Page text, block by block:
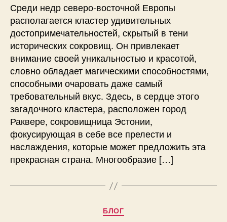
Среди недр северо-восточной Европы
располагается кластер удивительных
достопримечательностей, скрытый в тени
исторических сокровищ. Он привлекает
внимание своей уникальностью и красотой,
словно обладает магическими способностями,
способными очаровать даже самый
требовательный вкус. Здесь, в сердце этого
загадочного кластера, расположен город
Раквере, сокровищница Эстонии,
фокусирующая в себе все прелести и
наслаждения, которые может предложить эта
прекрасная страна. Многообразие […]
Рубрики
БЛОГ